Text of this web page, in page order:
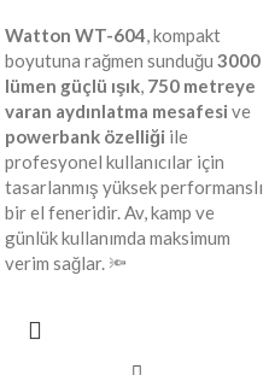
Watton WT-604, kompakt
boyutuna rağmen sunduğu 3000
lümen güçlü ışık, 750 metreye
varan aydınlatma mesafesi ve
powerbank özelliği ile
profesyonel kullanıcılar için
tasarlanmış yüksek performanslı
bir el feneridir. Av, kamp ve
günlük kullanımda maksimum
verim sağlar. 🔦